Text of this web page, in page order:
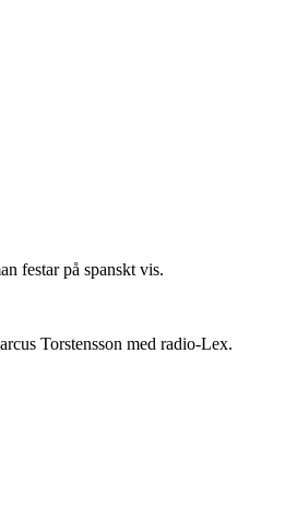
festar på spanskt vis.
Torstensson med radio-Lex.